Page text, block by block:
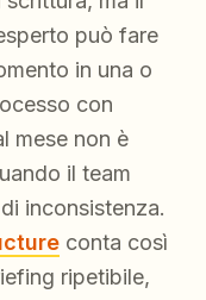
può fare
in una o
con
mese non è
il team
inconsistenza.
conta così
ripetibile,